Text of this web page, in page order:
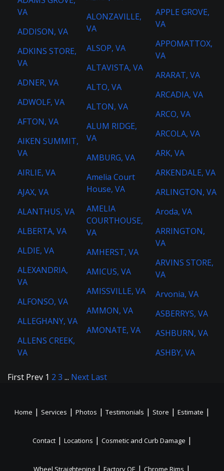
VA
ADDISON, VA
ADKINS STORE,
VA
ADNER, VA
ADWOLF, VA
AFTON, VA
AIKEN SUMMIT,
VA
AIRLIE, VA
AJAX, VA
ALANTHUS, VA
ALBERTA, VA
ALDIE, VA
ALEXANDRIA,
VA
ALFONSO, VA
ALLEGHANY, VA
ALLENS CREEK,
VA
ALONZAVILLE,
VA
ALSOP, VA
ALTAVISTA, VA
ALTO, VA
ALTON, VA
ALUM RIDGE,
VA
AMBURG, VA
Amelia Court
House, VA
AMELIA
COURTHOUSE,
VA
AMHERST, VA
AMICUS, VA
AMISSVILLE, VA
AMMON, VA
AMONATE, VA
APPLE GROVE,
VA
APPOMATTOX,
VA
ARARAT, VA
ARCADIA, VA
ARCO, VA
ARCOLA, VA
ARK, VA
ARKENDALE, VA
ARLINGTON, VA
Aroda, VA
ARRINGTON,
VA
ARVINS STORE,
VA
Arvonia, VA
ASBERRYS, VA
ASHBURN, VA
ASHBY, VA
First Prev 1 2 3 ... Next Last
Home | Services | Photos | Testimonials | Store | Estimate |
Contact | Locations | Cosmetic and Curb Damage |
Wheel Straightening | Factory OE | Chrome Rims |